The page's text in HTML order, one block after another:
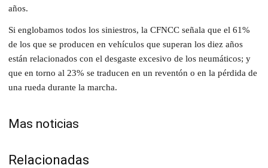
años.
Si englobamos todos los siniestros, la CFNCC señala que el 61%
de los que se producen en vehículos que superan los diez años
están relacionados con el desgaste excesivo de los neumáticos; y
que en torno al 23% se traducen en un reventón o en la pérdida de
una rueda durante la marcha.
Mas noticias
Relacionadas